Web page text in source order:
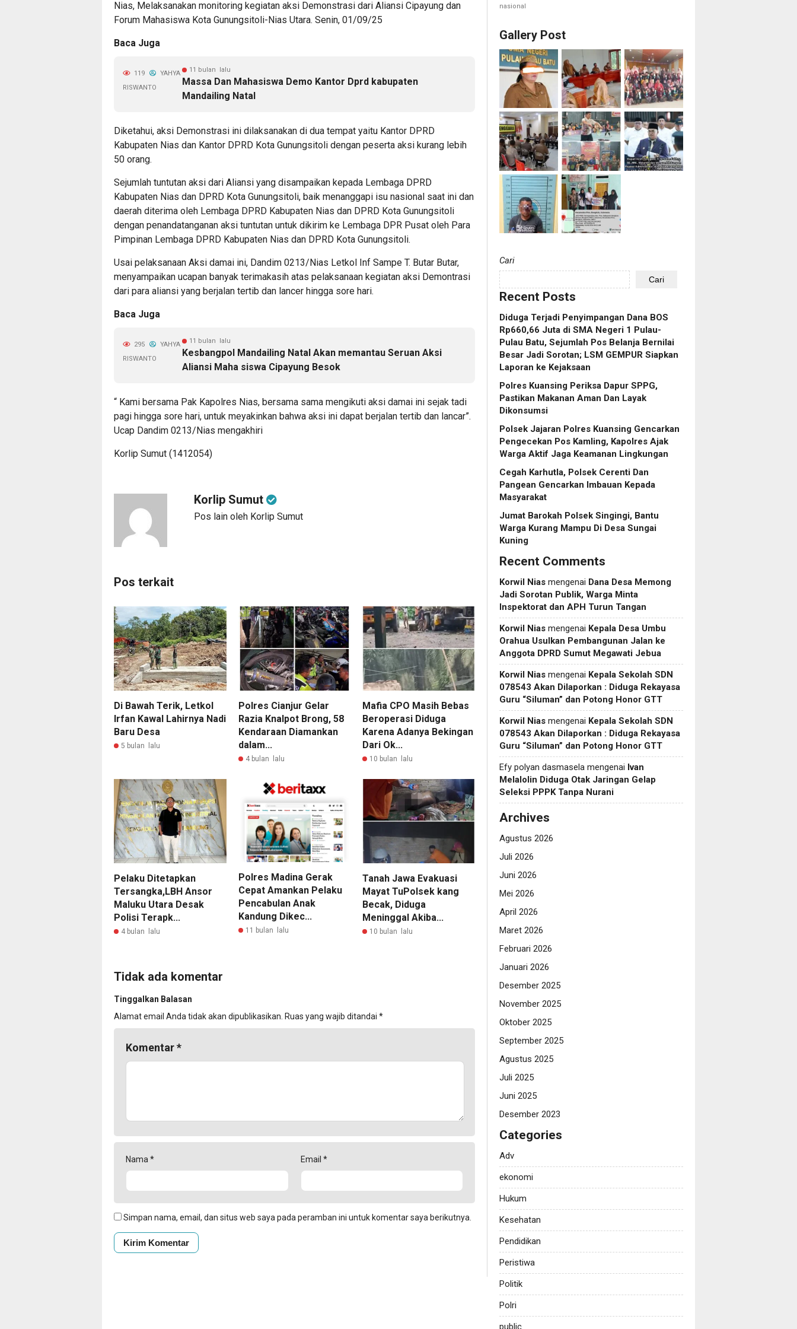
Nias, Melaksanakan monitoring kegiatan aksi Demonstrasi dari Aliansi Cipayung dan
Forum Mahasiswa Kota Gunungsitoli-Nias Utara. Senin, 01/09/25
Baca Juga
11 bulan lalu
Massa Dan Mahasiswa Demo Kantor Dprd kabupaten
Mandailing Natal
119
YAHYA
RISWANTO
Diketahui, aksi Demonstrasi ini dilaksanakan di dua tempat yaitu Kantor DPRD
Kabupaten Nias dan Kantor DPRD Kota Gunungsitoli dengan peserta aksi kurang lebih
50 orang.
Sejumlah tuntutan aksi dari Aliansi yang disampaikan kepada Lembaga DPRD
Kabupaten Nias dan DPRD Kota Gunungsitoli, baik menanggapi isu nasional saat ini dan
daerah diterima oleh Lembaga DPRD Kabupaten Nias dan DPRD Kota Gunungsitoli
dengan penandatanganan aksi tuntutan untuk dikirim ke Lembaga DPR Pusat oleh Para
Pimpinan Lembaga DPRD Kabupaten Nias dan DPRD Kota Gunungsitoli.
Usai pelaksanaan Aksi damai ini, Dandim 0213/Nias Letkol Inf Sampe T. Butar Butar,
menyampaikan ucapan banyak terimakasih atas pelaksanaan kegiatan aksi Demontrasi
dari para aliansi yang berjalan tertib dan lancer hingga sore hari.
Baca Juga
11 bulan lalu
Kesbangpol Mandailing Natal Akan memantau Seruan Aksi
Aliansi Maha siswa Cipayung Besok
295
YAHYA
RISWANTO
“ Kami bersama Pak Kapolres Nias, bersama sama mengikuti aksi damai ini sejak tadi
pagi hingga sore hari, untuk meyakinkan bahwa aksi ini dapat berjalan tertib dan lancar”.
Ucap Dandim 0213/Nias mengakhiri
Korlip Sumut (1412054)
Korlip Sumut
Pos lain oleh Korlip Sumut
Pos terkait
Di Bawah Terik, Letkol
Irfan Kawal Lahirnya Nadi
Baru Desa
5 bulan lalu
Polres Cianjur Gelar
Razia Knalpot Brong, 58
Kendaraan Diamankan
dalam...
4 bulan lalu
Mafia CPO Masih Bebas
Beroperasi Diduga
Karena Adanya Bekingan
Dari Ok...
10 bulan lalu
Pelaku Ditetapkan
Tersangka,LBH Ansor
Maluku Utara Desak
Polisi Terapk...
4 bulan lalu
Polres Madina Gerak
Cepat Amankan Pelaku
Pencabulan Anak
Kandung Dikec...
11 bulan lalu
Tanah Jawa Evakuasi
Mayat TuPolsek kang
Becak, Diduga
Meninggal Akiba...
10 bulan lalu
Tidak ada komentar
Tinggalkan Balasan
Alamat email Anda tidak akan dipublikasikan. Ruas yang wajib ditandai *
Komentar*
Nama * Email *
Simpan nama, email, dan situs web saya pada peramban ini untuk komentar saya berikutnya.
nasional
Gallery Post
Cari
Cari
Recent Posts
Diduga Terjadi Penyimpangan Dana BOS
Rp660,66 Juta di SMA Negeri 1 Pulau-
Pulau Batu, Sejumlah Pos Belanja Bernilai
Besar Jadi Sorotan; LSM GEMPUR Siapkan
Laporan ke Kejaksaan
Polres Kuansing Periksa Dapur SPPG,
Pastikan Makanan Aman Dan Layak
Dikonsumsi
Polsek Jajaran Polres Kuansing Gencarkan
Pengecekan Pos Kamling, Kapolres Ajak
Warga Aktif Jaga Keamanan Lingkungan
Cegah Karhutla, Polsek Cerenti Dan
Pangean Gencarkan Imbauan Kepada
Masyarakat
Jumat Barokah Polsek Singingi, Bantu
Warga Kurang Mampu Di Desa Sungai
Kuning
Recent Comments
Korwil Nias mengenai Dana Desa Memong
Jadi Sorotan Publik, Warga Minta
Inspektorat dan APH Turun Tangan
Korwil Nias mengenai Kepala Desa Umbu
Orahua Usulkan Pembangunan Jalan ke
Anggota DPRD Sumut Megawati Jebua
Korwil Nias mengenai Kepala Sekolah SDN
078543 Akan Dilaporkan : Diduga Rekayasa
Guru “Siluman” dan Potong Honor GTT
Korwil Nias mengenai Kepala Sekolah SDN
078543 Akan Dilaporkan : Diduga Rekayasa
Guru “Siluman” dan Potong Honor GTT
Efy polyan dasmasela mengenai Ivan
Melalolin Diduga Otak Jaringan Gelap
Seleksi PPPK Tanpa Nurani
Archives
Agustus 2026
Juli 2026
Juni 2026
Mei 2026
April 2026
Maret 2026
Februari 2026
Januari 2026
Desember 2025
November 2025
Oktober 2025
September 2025
Agustus 2025
Juli 2025
Juni 2025
Desember 2023
Categories
Adv
ekonomi
Hukum
Kesehatan
Pendidikan
Peristiwa
Politik
Polri
public